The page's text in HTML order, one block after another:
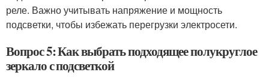
реле. Важно учитывать напряжение и мощность
подсветки, чтобы избежать перегрузки электросети.
Вопрос 5: Как выбрать подходящее полукруглое
зеркало с подсветкой